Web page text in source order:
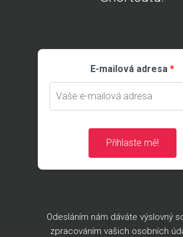
E-mailová adresa
Přihlaste mě!
Odesláním nám dáváte výslovný
zpracováním vašich osobních